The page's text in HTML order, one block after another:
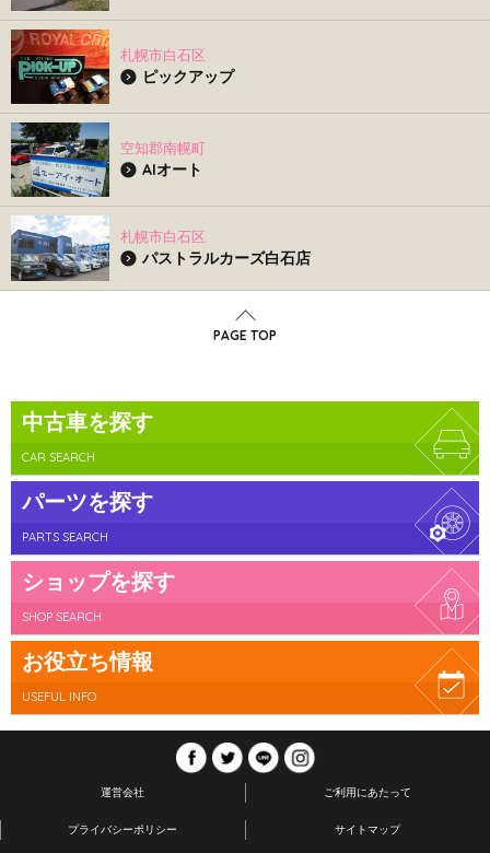
札幌市白石区
ピックアップ
空知郡南幌町
AIオート
札幌市白石区
パストラルカーズ白石店
PAGE TOP
中古車を探す
CAR SEARCH
パーツを探す
PARTS SEARCH
ショップを探す
SHOP SEARCH
お役立ち情報
USEFUL INFO
運営会社 ご利用にあたって
プライバシーポリシー サイトマップ